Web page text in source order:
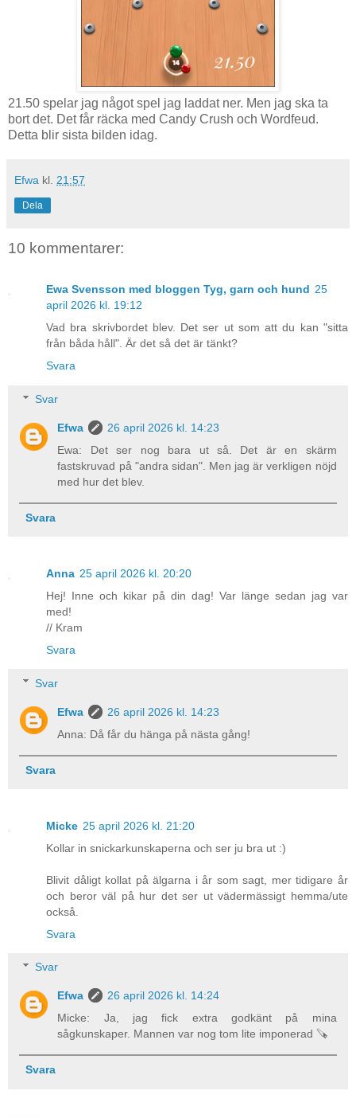
21.50 spelar jag något spel jag laddat ner. Men jag ska ta
bort det. Det får räcka med Candy Crush och Wordfeud.
Detta blir sista bilden idag.
Efwa kl. 21:57
Dela
10 kommentarer:
Ewa Svensson med bloggen Tyg, garn och hund 25
april 2026 kl. 19:12
Vad bra skrivbordet blev. Det ser ut som att du kan "sitta
från båda håll". Är det så det är tänkt?
Svara
Svar
Efwa
26 april 2026 kl. 14:23
Ewa: Det ser nog bara ut så. Det är en skärm
fastskruvad på "andra sidan". Men jag är verkligen nöjd
med hur det blev.
Svara
Anna 25 april 2026 kl. 20:20
Hej! Inne och kikar på din dag! Var länge sedan jag var
med!
// Kram
Svara
Svar
Efwa
26 april 2026 kl. 14:23
Anna: Då får du hänga på nästa gång!
Svara
Micke 25 april 2026 kl. 21:20
Kollar in snickarkunskaperna och ser ju bra ut :)
Blivit dåligt kollat på älgarna i år som sagt, mer tidigare år
och beror väl på hur det ser ut vädermässigt hemma/ute
också.
Svara
Svar
Efwa
26 april 2026 kl. 14:24
Micke: Ja, jag fick extra godkänt på mina
sågkunskaper. Mannen var nog tom lite imponerad 🪚
Svara